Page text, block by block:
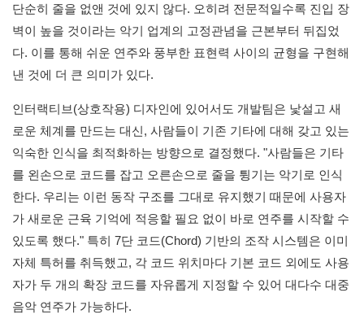
단순히 줄을 없앤 것에 있지 않다. 오히려 전문적일수록 진입 장
벽이 높을 것이라는 악기 업계의 고정관념을 근본부터 뒤집었
다. 이를 통해 쉬운 연주와 풍부한 표현력 사이의 균형을 구현해
낸 것에 더 큰 의미가 있다.
인터랙티브(상호작용) 디자인에 있어서도 개발팀은 낯설고 새
로운 체계를 만드는 대신, 사람들이 기존 기타에 대해 갖고 있는
익숙한 인식을 최적화하는 방향으로 결정했다. "사람들은 기타
를 왼손으로 코드를 잡고 오른손으로 줄을 튕기는 악기로 인식
한다. 우리는 이런 동작 구조를 그대로 유지했기 때문에 사용자
가 새로운 근육 기억에 적응할 필요 없이 바로 연주를 시작할 수
있도록 했다." 특히 7단 코드(Chord) 기반의 조작 시스템은 이미
자체 특허를 취득했고, 각 코드 위치마다 기본 코드 외에도 사용
자가 두 개의 확장 코드를 자유롭게 지정할 수 있어 대다수 대중
음악 연주가 가능하다.